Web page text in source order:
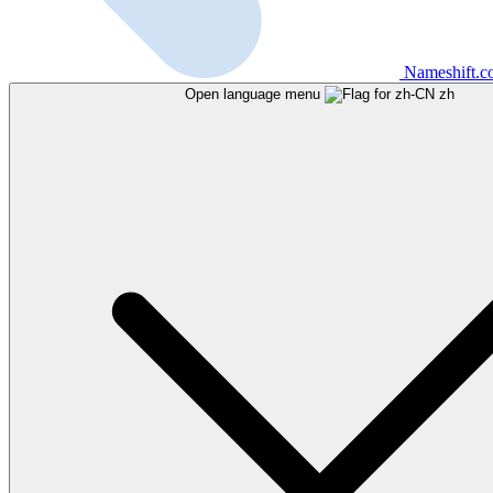
Open language menu zh